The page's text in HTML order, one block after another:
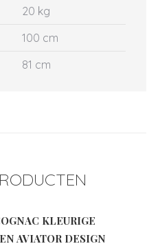
20 kg
100 cm
81 cm
KLEURIGE
AVIATOR DESIGN